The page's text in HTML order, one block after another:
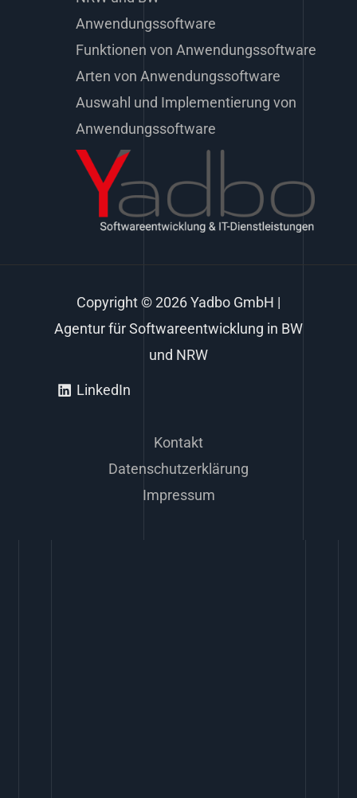
Anwendungssoftware
Funktionen von Anwendungssoftware
Arten von Anwendungssoftware
Auswahl und Implementierung von
Anwendungssoftware
Copyright © 2026 Yadbo GmbH |
Agentur für Softwareentwicklung in BW
und NRW
LinkedIn
Kontakt
Datenschutzerklärung
Impressum